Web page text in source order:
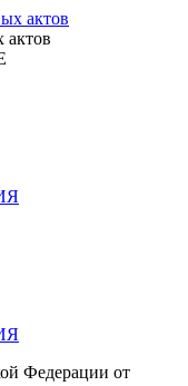
актов
Федерации от